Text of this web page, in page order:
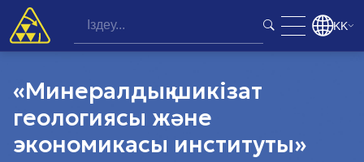
KK
«Минералдық шикізат
геологиясы және
экономикасы институты»